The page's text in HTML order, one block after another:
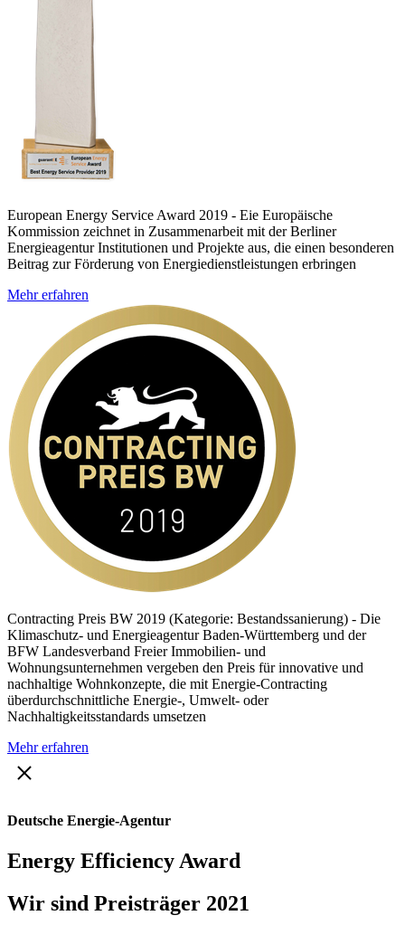
European Energy Service Award 2019 - Eie Europäische
Kommission zeichnet in Zusammenarbeit mit der Berliner
Energieagentur Institutionen und Projekte aus, die einen besonderen
Beitrag zur Förderung von Energiedienstleistungen erbringen
Mehr erfahren
Contracting Preis BW 2019 (Kategorie: Bestandssanierung) - Die
Klimaschutz- und Energieagentur Baden-Württemberg und der
BFW Landesverband Freier Immobilien- und
Wohnungsunternehmen vergeben den Preis für innovative und
nachhaltige Wohnkonzepte, die mit Energie-Contracting
überdurchschnittliche Energie-, Umwelt- oder
Nachhaltigkeitsstandards umsetzen
Mehr erfahren
Deutsche Energie-Agentur
Energy Efficiency Award
Wir sind Preisträger 2021